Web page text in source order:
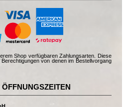
Shop verfügbaren Zahlungsarten. Diese
von denen im Bestellvorgang